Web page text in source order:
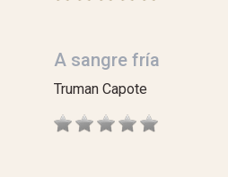
A sangre fría
Truman Capote